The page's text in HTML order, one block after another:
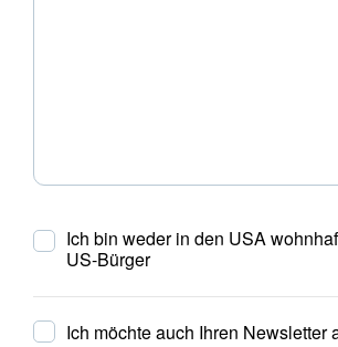
Ich bin weder in den USA
US-Bürger
Ich möchte auch Ihren Newsletter